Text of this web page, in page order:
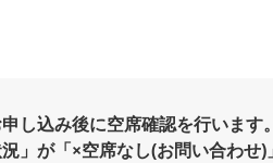
し込み後に空席確認を行います
」が「×空席なし(お問い合わせ